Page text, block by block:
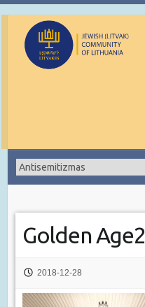
Golden Age2
2018-12-28